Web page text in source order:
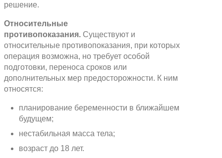
решение.
Относительные
противопоказания. Существуют и
относительные противопоказания, при которых
операция возможна, но требует особой
подготовки, переноса сроков или
дополнительных мер предосторожности. К ним
относятся:
планирование беременности в ближайшем
будущем;
нестабильная масса тела;
возраст до 18 лет.